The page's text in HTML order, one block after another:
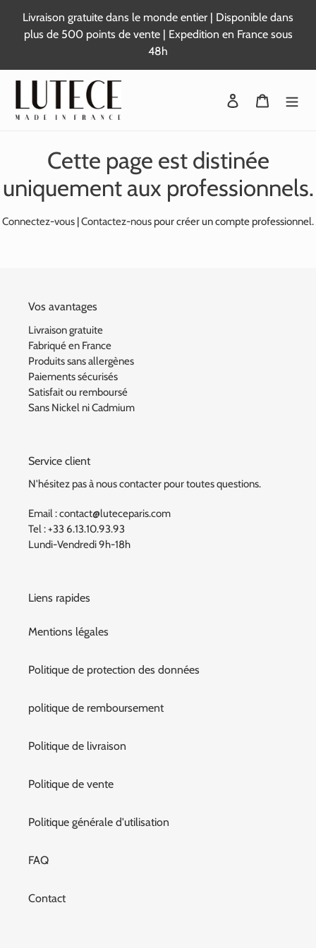
contenu
Livraison gratuite dans le monde entier | Disponible dans
plus de 500 points de vente | Expedition en France sous
48h
Se connecter
Panier
Cette page est distinée
uniquement aux professionnels.
Connectez-vous Contactez-nous pour créer un compte professionnel.
Vos avantages
Livraison gratuite
Fabriqué en France
Produits sans allergènes
Paiements sécurisés
Satisfait ou remboursé
Sans Nickel ni Cadmium
Service client
N'hésitez pas à nous contacter pour toutes questions.
Email : contact@luteceparis.com
Tel : +33 6.13.10.93.93
Lundi-Vendredi 9h-18h
Liens rapides
Mentions légales
Politique de protection des données
politique de remboursement
Politique de livraison
Politique de vente
Politique générale d'utilisation
FAQ
Contact